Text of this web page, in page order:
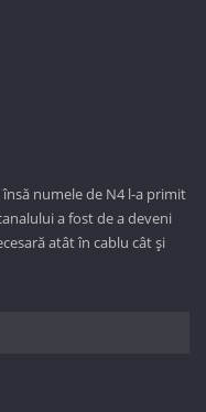
numele de N4 l-a primit
a fost de a deveni
atât în cablu cât și